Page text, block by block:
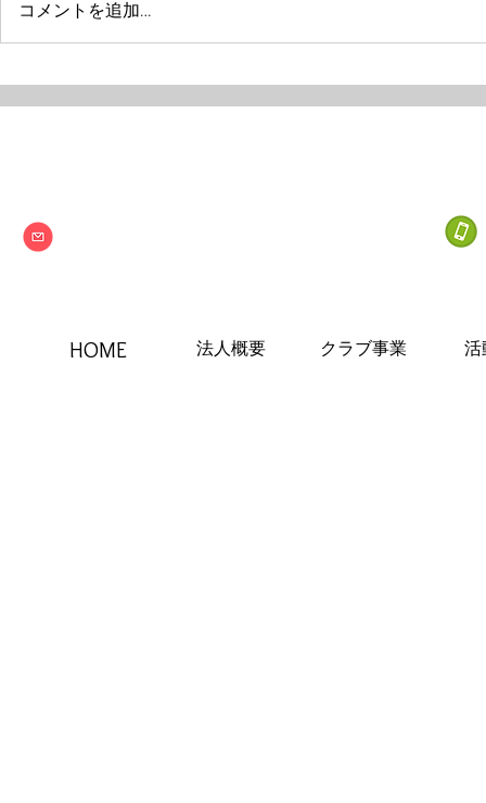
コメントを追加…
HOME 法人概要 クラブ事業 活